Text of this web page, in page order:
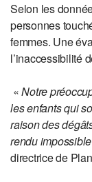
Selon les
personnes
femmes. Une
l’inaccessibilité
«Notre
les enfants qui
raison des
rendu
directrice de